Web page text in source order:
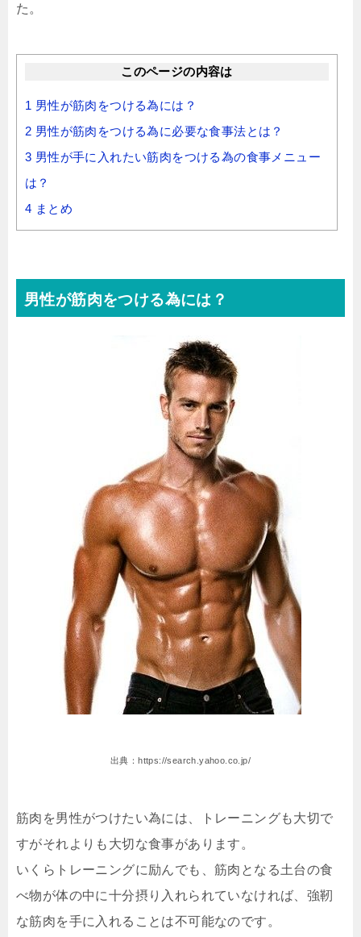
た。
このページの内容は
1 男性が筋肉をつける為には？
2 男性が筋肉をつける為に必要な食事法とは？
3 男性が手に入れたい筋肉をつける為の食事メニュー
は？
4 まとめ
男性が筋肉をつける為には？
出典：https://search.yahoo.co.jp/
筋肉を男性がつけたい為には、トレーニングも大切で
すがそれよりも大切な食事があります。
いくらトレーニングに励んでも、筋肉となる土台の食
べ物が体の中に十分摂り入れられていなければ、強靭
な筋肉を手に入れることは不可能なのです。